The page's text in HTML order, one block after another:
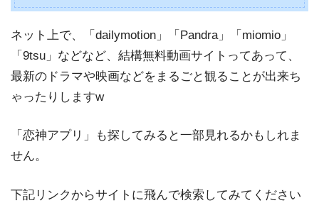
ネット上で、「dailymotion」「Pandra」「miomio」
「9tsu」などなど、結構無料動画サイトってあって、
最新のドラマや映画などをまるごと観ることが出来ち
ゃったりしますw
「恋神アプリ」も探してみると一部見れるかもしれま
せん。
下記リンクからサイトに飛んで検索してみてください